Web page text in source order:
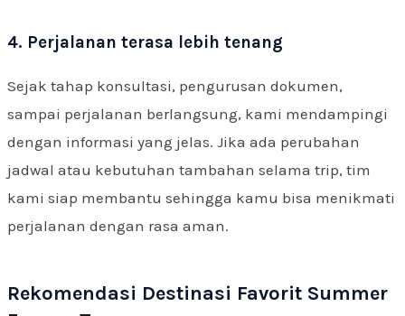
4. Perjalanan terasa lebih tenang
Sejak tahap konsultasi, pengurusan dokumen,
sampai perjalanan berlangsung, kami mendampingi
dengan informasi yang jelas. Jika ada perubahan
jadwal atau kebutuhan tambahan selama trip, tim
kami siap membantu sehingga kamu bisa menikmati
perjalanan dengan rasa aman.
Rekomendasi Destinasi Favorit Summer